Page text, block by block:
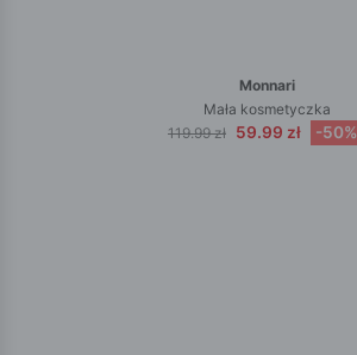
Monnari
Mała kosmetyczka
119.99 zł 59.99 zł -50%